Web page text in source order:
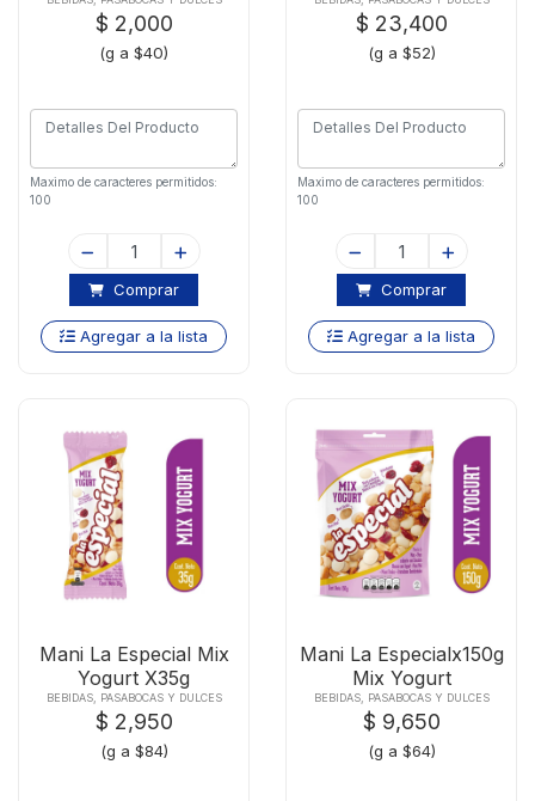
$ 2,000
(g a $40)
Maximo de caracteres permitidos:
100
Comprar
Agregar a la lista
$ 23,400
(g a $52)
Maximo de caracteres permitidos:
100
Comprar
Agregar a la lista
Mani La Especial Mix
Yogurt X35g
BEBIDAS, PASABOCAS Y DULCES
$ 2,950
(g a $84)
Mani La Especialx150g
Mix Yogurt
BEBIDAS, PASABOCAS Y DULCES
$ 9,650
(g a $64)